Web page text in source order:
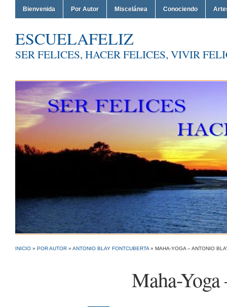
Bienvenida Por Autor Miscelánea Conociendo
ESCUELAFELIZ
SER FELICES, HACER FELICES, VIVIR
INICIO » POR AUTOR » ANTONIO BLAY FONTCUBERTA » MAHA-YOGA – ANTONIO
Maha-